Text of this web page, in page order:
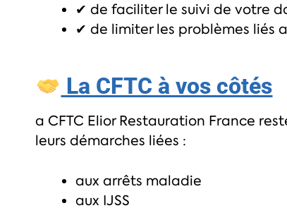
✔ de faciliter le suivi de votre
✔ de limiter les problèmes liés
La CFTC à vos côtés
a CFTC Elior Restauration France
leurs démarches liées :
aux arrêts maladie
aux IJSS